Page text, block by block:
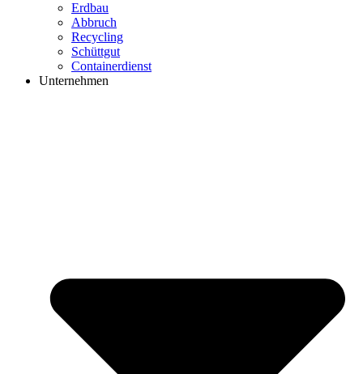
Erdbau
Abbruch
Recycling
Schüttgut
Containerdienst
Unternehmen